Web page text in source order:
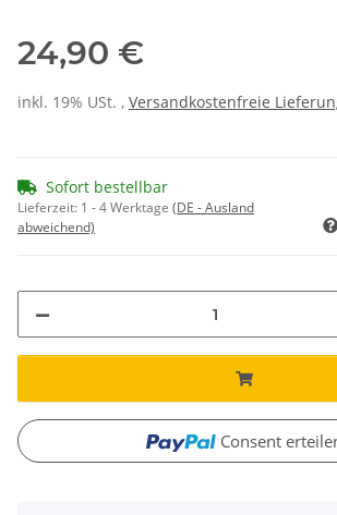
24,90 €
inkl. 19% USt. , Versandkostenfreie
Sofort bestellbar
Lieferzeit: 1 - 4 Werktage (DE - Ausland
abweichend)
Consent